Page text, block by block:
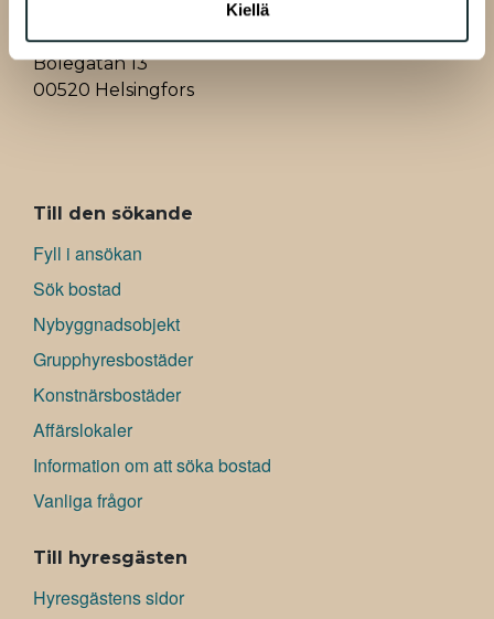
Kiellä
A-Kruunu Oy
Bölegatan 13
00520 Helsingfors
ALAVALIKKO
Till den sökande
Fyll i ansökan
Sök bostad
Nybyggnadsobjekt
Grupphyresbostäder
Konstnärsbostäder
Affärslokaler
Information om att söka bostad
Vanliga frågor
Till hyresgästen
Hyresgästens sidor